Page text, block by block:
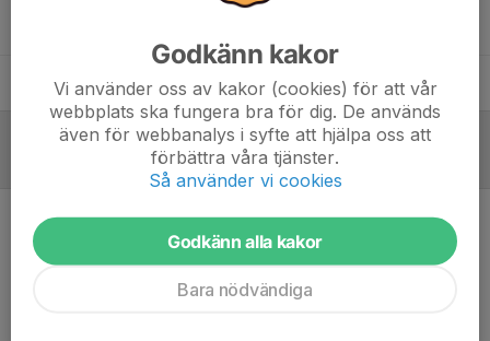
Stefan NilssonTränare
Inget referat skrivet
Godkänn kakor
Vi använder oss av kakor (cookies) för att vår
webbplats ska fungera bra för dig. De används
även för webbanalys i syfte att hjälpa oss att
förbättra våra tjänster.
Så använder vi cookies
Godkänn alla kakor
Bara nödvändiga